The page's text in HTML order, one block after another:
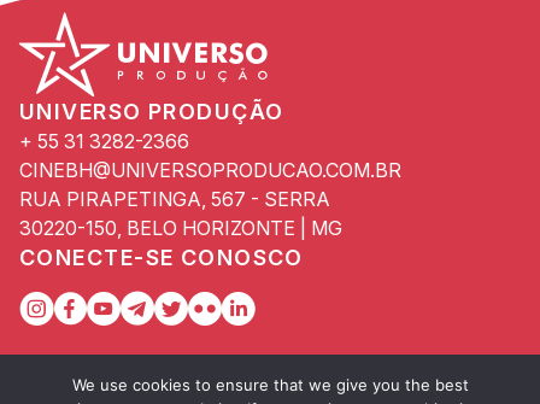
UNIVERSO PRODUÇÃO
+ 55 31 3282-2366
CINEBH@UNIVERSOPRODUCAO.COM.BR
RUA PIRAPETINGA, 567 - SERRA
30220-150, BELO HORIZONTE | MG
CONECTE-SE CONOSCO
We use cookies to ensure that we give you the best